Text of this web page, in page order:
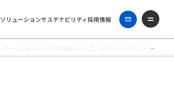
ソリューションサステナビリティ採用情報
えふ・マガ バックナンバー